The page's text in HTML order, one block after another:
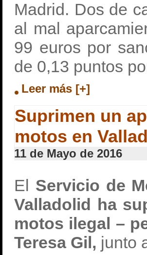
Madrid. Dos de
al mal
99 euros por
de 0,13 puntos
Leer más [+]
Suprimen un
motos en
11 de Mayo de 2016
El Servicio de
Valladolid ha
motos ilegal –
Teresa Gil, junto